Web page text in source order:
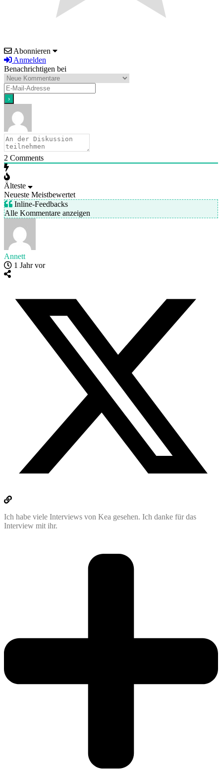
Abonnieren
Anmelden
Benachrichtigen bei
2 Comments
Älteste
Neueste Meistbewertet
Inline-Feedbacks
Alle Kommentare anzeigen
Annett
1 Jahr vor
Ich habe viele Interviews von Kea gesehen. Ich danke für das
Interview mit ihr.